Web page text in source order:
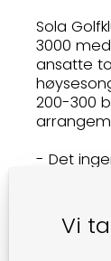
Sola
3000
ansatte
200-300
- Det
Vi